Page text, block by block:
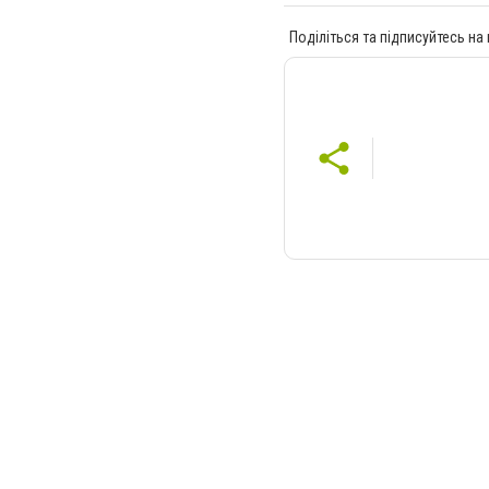
Поділіться та підписуйтесь